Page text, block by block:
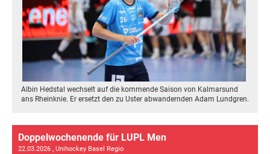
Albin Hedstal wechselt auf die kommende Saison von Kalmarsund
ans Rheinknie. Er ersetzt den zu Uster abwandernden Adam Lundgren.
Doppelwochenende für LUPL Men
22.03.2026 , Unihockey Basel Regio